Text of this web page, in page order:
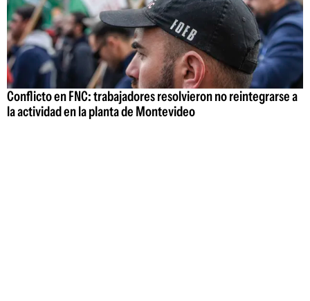
Conflicto en FNC: trabajadores resolvieron no reintegrarse a
la actividad en la planta de Montevideo